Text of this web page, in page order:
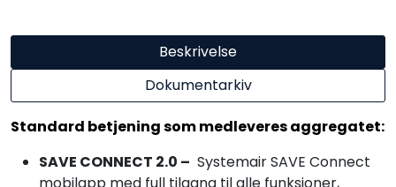
Beskrivelse
Dokumentarkiv
Standard betjening som medleveres aggregatet:
SAVE CONNECT 2.0 – Systemair SAVE Connect
mobilapp med full tilgang til alle funksjoner,